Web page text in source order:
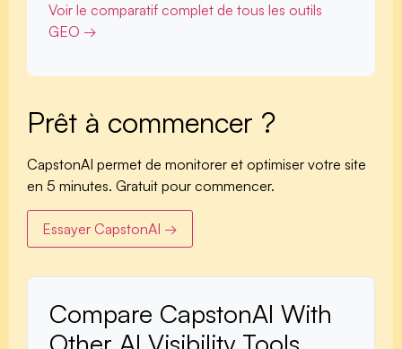
Voir le comparatif complet de tous les outils
GEO →
Prêt à commencer ?
CapstonAI permet de monitorer et optimiser votre site
en 5 minutes. Gratuit pour commencer.
Essayer CapstonAI →
Compare CapstonAI With